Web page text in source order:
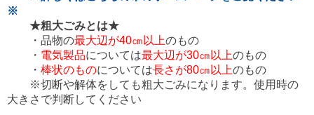
※
★粗大ごみとは★
・品物の最大辺が40㎝以上のもの
・ 電気製品については最大辺が30㎝以上のもの
・ 棒状のものについては長さが80㎝以上のもの
※切断や解体をしても粗大ごみになります。使用時の
大きさで判断してください